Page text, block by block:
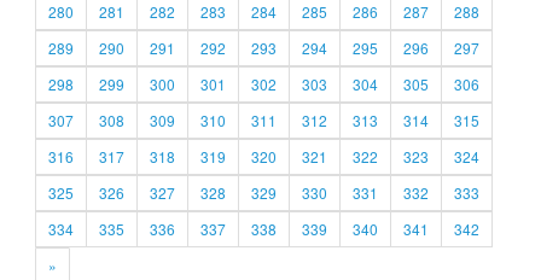
280
281 282 283 284 285 286 287
288
289
290 291 292 293 294 295 296
297
298
299 300 301 302 303 304 305
306
307
308 309 310 311 312 313 314
315
316
317 318 319 320 321 322 323
324
325
326 327 328 329 330 331 332
333
334
335 336 337 338 339 340 341
342
»